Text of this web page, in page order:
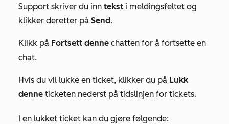
Support skriver du inn tekst i meldingsfeltet og
klikker deretter på Send.
Klikk på Fortsett denne chatten for å fortsette en
chat.
Hvis du vil lukke en ticket, klikker du på Lukk
denne ticketen nederst på tidslinjen for tickets.
I en lukket ticket kan du gjøre følgende: